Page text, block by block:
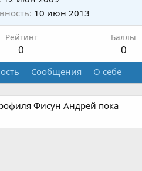
10 июн 2013
Рейтинг
0
Баллы
0
Сообщения О себе
Фисун Андрей пока